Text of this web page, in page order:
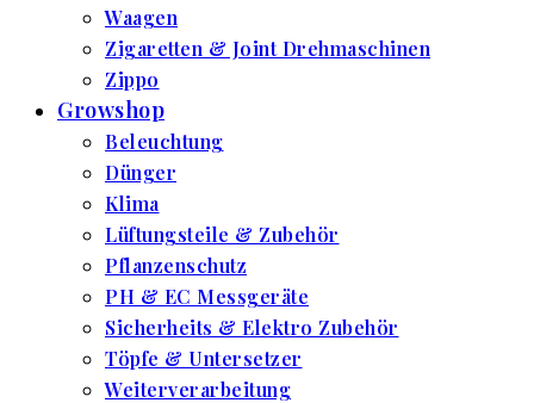
Waagen
Zigaretten & Joint Drehmaschinen
Zippo
Growshop
Beleuchtung
Dünger
Klima
Lüftungsteile & Zubehör
Pflanzenschutz
PH & EC Messgeräte
Sicherheits & Elektro Zubehör
Töpfe & Untersetzer
Weiterverarbeitung